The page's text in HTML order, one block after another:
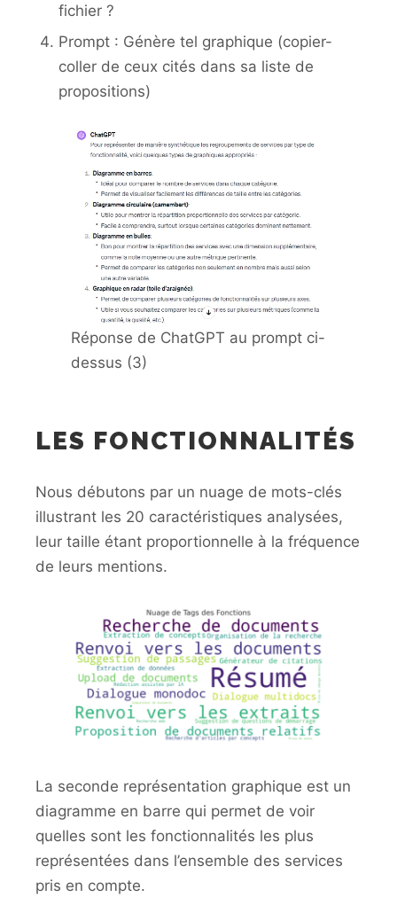
fichier ?
Prompt : Génère tel graphique (copier-
coller de ceux cités dans sa liste de
propositions)
Réponse de ChatGPT au prompt ci-
dessus (3)
LES FONCTIONNALITÉS
Nous débutons par un nuage de mots-clés
illustrant les 20 caractéristiques analysées,
leur taille étant proportionnelle à la fréquence
de leurs mentions.
La seconde représentation graphique est un
diagramme en barre qui permet de voir
quelles sont les fonctionnalités les plus
représentées dans l’ensemble des services
pris en compte.